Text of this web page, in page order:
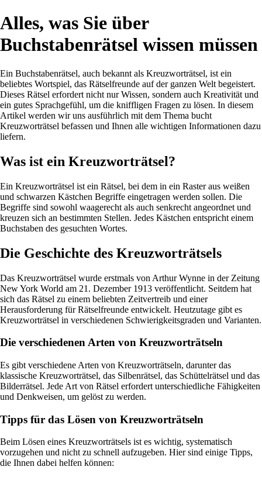
Alles, was Sie über
Buchstabenrätsel wissen müssen
Ein Buchstabenrätsel, auch bekannt als Kreuzworträtsel, ist ein
beliebtes Wortspiel, das Rätselfreunde auf der ganzen Welt begeistert.
Dieses Rätsel erfordert nicht nur Wissen, sondern auch Kreativität und
ein gutes Sprachgefühl, um die kniffligen Fragen zu lösen. In diesem
Artikel werden wir uns ausführlich mit dem Thema bucht
Kreuzworträtsel befassen und Ihnen alle wichtigen Informationen dazu
liefern.
Was ist ein Kreuzworträtsel?
Ein Kreuzworträtsel ist ein Rätsel, bei dem in ein Raster aus weißen
und schwarzen Kästchen Begriffe eingetragen werden sollen. Die
Begriffe sind sowohl waagerecht als auch senkrecht angeordnet und
kreuzen sich an bestimmten Stellen. Jedes Kästchen entspricht einem
Buchstaben des gesuchten Wortes.
Die Geschichte des Kreuzworträtsels
Das Kreuzworträtsel wurde erstmals von Arthur Wynne in der Zeitung
New York World am 21. Dezember 1913 veröffentlicht. Seitdem hat
sich das Rätsel zu einem beliebten Zeitvertreib und einer
Herausforderung für Rätselfreunde entwickelt. Heutzutage gibt es
Kreuzworträtsel in verschiedenen Schwierigkeitsgraden und Varianten.
Die verschiedenen Arten von Kreuzworträtseln
Es gibt verschiedene Arten von Kreuzworträtseln, darunter das
klassische Kreuzworträtsel, das Silbenrätsel, das Schüttelrätsel und das
Bilderrätsel. Jede Art von Rätsel erfordert unterschiedliche Fähigkeiten
und Denkweisen, um gelöst zu werden.
Tipps für das Lösen von Kreuzworträtseln
Beim Lösen eines Kreuzworträtsels ist es wichtig, systematisch
vorzugehen und nicht zu schnell aufzugeben. Hier sind einige Tipps,
die Ihnen dabei helfen können: